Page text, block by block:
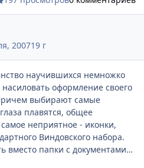
процессор, .. "
еще в монитор пару раз
200719 г
научившихся немножко
оформление своего
выбирают самые
плавятся, общее
неприятное - иконки,
Виндовского набора.
вместо папки с документами